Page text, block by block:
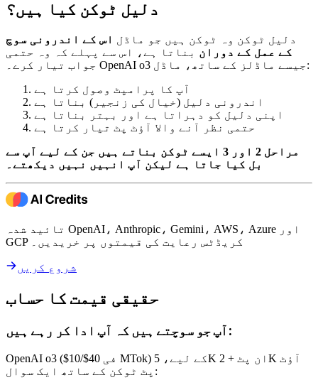
دلیل ٹوکن کیا ہیں؟
دلیل ٹوکن وہ ٹوکن ہیں جو ماڈل اس کے اندرونی سوچ
کے عمل کے دوران بناتا ہے، اس سے پہلے کہ وہ حتمی
جواب تیار کرے۔ OpenAI o3 جیسے ماڈلز کے ساتھ، ماڈل:
آپ کا پرامپٹ وصول کرتا ہے
اندرونی دلیل (خیال کی زنجیر) بناتا ہے
اپنی دلیل کو دہراتا ہے اور بہتر بناتا ہے
حتمی نظر آنے والا آؤٹ پٹ تیار کرتا ہے
مراحل 2 اور 3 ایسے ٹوکن بناتے ہیں جن کے لیے آپ سے
بل کیا جاتا ہے لیکن آپ انہیں نہیں دیکھتے۔
تائید شدہ OpenAI، Anthropic، Gemini، AWS، Azure اور
GCP کریڈٹس رعایت کی قیمتوں پر خریدیں۔
شروع کریں
حقیقی قیمت کا حساب
آپ جو سوچتے ہیں کہ آپ ادا کر رہے ہیں:
OpenAI o3 ($10/$40 فی MTok) کے لیے، 5K ان پٹ + 2K آؤٹ
پٹ ٹوکن کے ساتھ ایک سوال: